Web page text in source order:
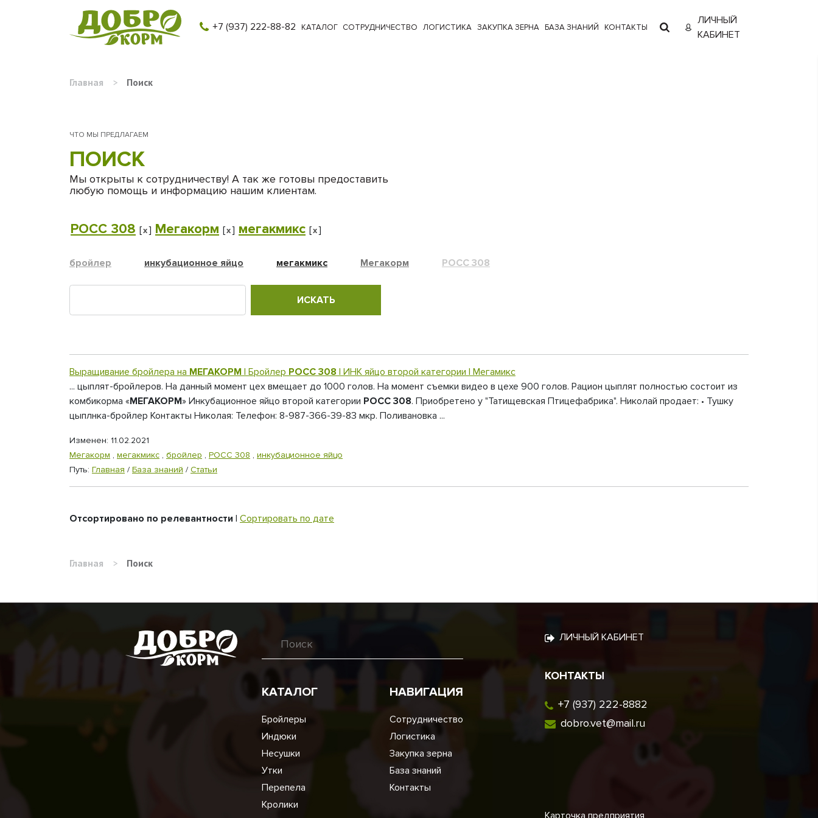
+7 (937) 222-88-82 КАТАЛОГ СОТРУДНИЧЕСТВО ЛОГИСТИКА ЗАКУПКА ЗЕРНА БАЗА ЗНАНИЙ КОНТАКТЫ
ЛИЧНЫЙ
КАБИНЕТ
Главная > Поиск
ЧТО МЫ ПРЕДЛАГАЕМ
ПОИСК
Мы открыты к сотрудничеству! А так же готовы предоставить
любую помощь и информацию нашим клиентам.
РОСС 308 [x] Мегакорм [x] мегакмикс [x]
бройлер инкубационное яйцо мегакмикс Мегакорм РОСС 308
Выращивание бройлера на МЕГАКОРМ | Бройлер РОСС 308 | ИНК яйцо второй категории | Мегамикс
... цыплят-бройлеров. На данный момент цех вмещает до 1000 голов. На момент съемки видео в цехе 900 голов. Рацион цыплят полностью состоит из
комбикорма «МЕГАКОРМ» Инкубационное яйцо второй категории РОСС 308. Приобретено у "Татищевская Птицефабрика". Николай продает: • Тушку
цыплнка-бройлер Контакты Николая: Телефон: 8-987-366-39-83 мкр. Поливановка ...
Изменен: 11.02.2021
Мегакорм , мегакмикс , бройлер , РОСС 308 , инкубационное яйцо
Путь: Главная / База знаний / Статьи
Отсортировано по релевантности | Сортировать по дате
Главная > Поиск
КАТАЛОГ
Бройлеры
Индюки
Несушки
Утки
Перепела
Кролики
НАВИГАЦИЯ
Сотрудничество
Логистика
Закупка зерна
База знаний
Контакты
ЛИЧНЫЙ КАБИНЕТ
КОНТАКТЫ
+7 (937) 222-8882
dobro.vet@mail.ru
Карточка предприятия